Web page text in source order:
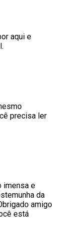
aqui e
precisa ler
imensa e
da
amigo
está